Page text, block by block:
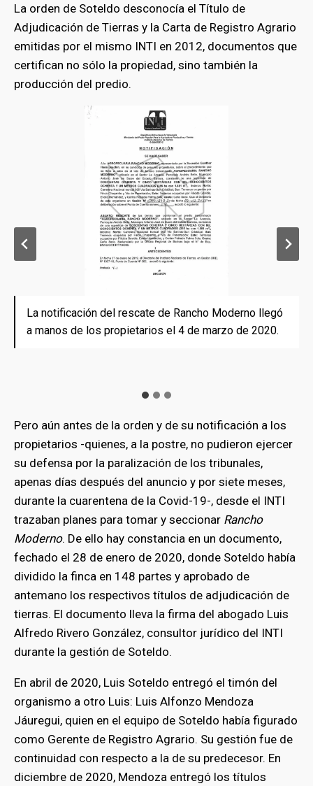
La orden de Soteldo desconocía el Título de
Adjudicación de Tierras y la Carta de Registro Agrario
emitidas por el mismo INTI en 2012, documentos que
certifican no sólo la propiedad, sino también la
producción del predio.
La notificación del rescate de Rancho Moderno llegó
a manos de los propietarios el 4 de marzo de 2020.
El Instituto de Tierras comunicó a los dueños que
tenían 60 días para defenderse en un tribunal,
Los propietarios de Rancho Moderno no pudieron
ejercer su defensa por la paralización de los
Pero aún antes de la orden y de su notificación a los
propietarios -quienes, a la postre, no pudieron ejercer
su defensa por la paralización de los tribunales,
apenas días después del anuncio y por siete meses,
durante la cuarentena de la Covid-19-, desde el INTI
trazaban planes para tomar y seccionar Rancho
Moderno. De ello hay constancia en un documento,
fechado el 28 de enero de 2020, donde Soteldo había
dividido la finca en 148 partes y aprobado de
antemano los respectivos títulos de adjudicación de
tierras. El documento lleva la firma del abogado Luis
Alfredo Rivero González, consultor jurídico del INTI
durante la gestión de Soteldo.
En abril de 2020, Luis Soteldo entregó el timón del
organismo a otro Luis: Luis Alfonzo Mendoza
Jáuregui, quien en el equipo de Soteldo había figurado
como Gerente de Registro Agrario. Su gestión fue de
continuidad con respecto a la de su predecesor. En
diciembre de 2020, Mendoza entregó los títulos